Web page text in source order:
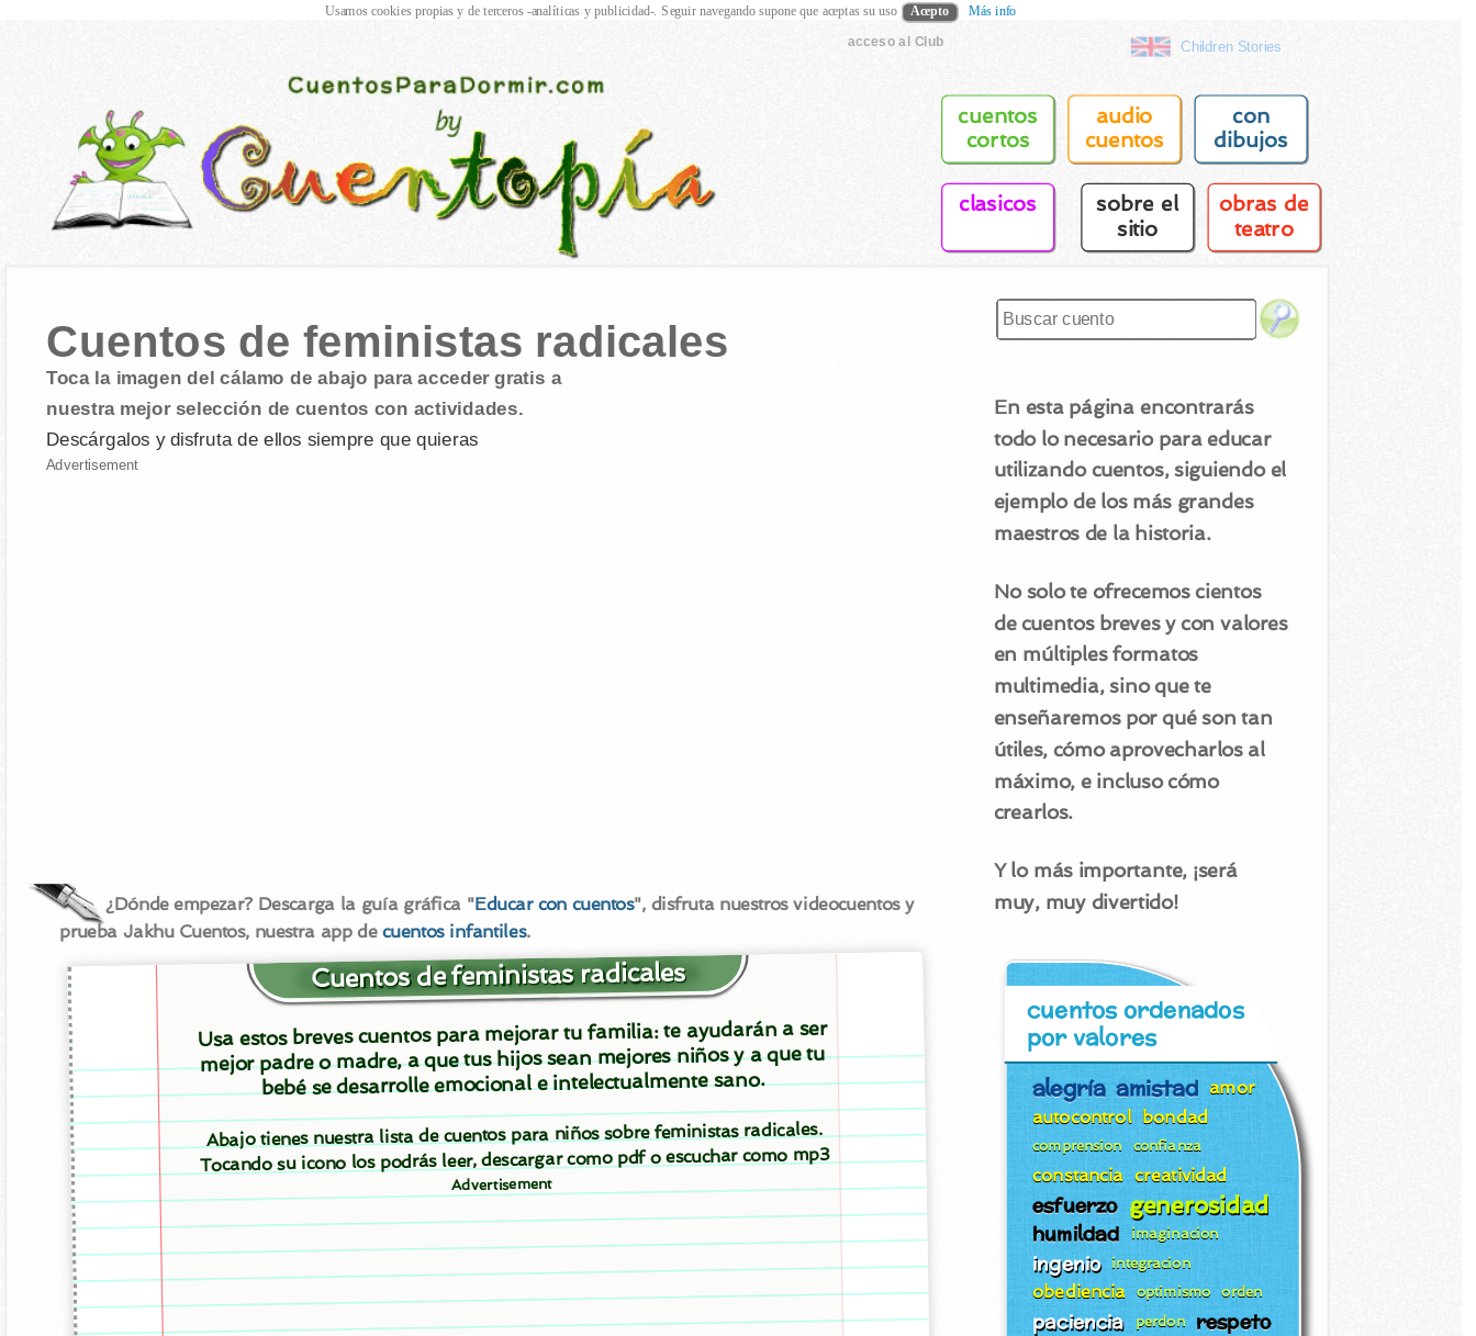
acceso al Club Children Stories
cuentos
cortos
audio
cuentos
con
dibujos
clasicos
sobre el
sitio
obras de
teatro
Cuentos de feministas radicales
Toca la imagen del cálamo de abajo para acceder gratis a
nuestra mejor selección de cuentos con actividades.
Descárgalos y disfruta de ellos siempre que quieras
Advertisement
¿Dónde empezar? Descarga la guía gráfica "Educar con cuentos", disfruta nuestros videocuentos y
prueba Jakhu Cuentos, nuestra app de cuentos infantiles.
Cuentos de feministas radicales
Usa estos breves cuentos para mejorar tu familia: te ayudarán a ser
mejor padre o madre, a que tus hijos sean mejores niños y a que tu
bebé se desarrolle emocional e intelectualmente sano.
Abajo tienes nuestra lista de cuentos para niños sobre feministas radicales.
Tocando su icono los podrás leer, descargar como pdf o escuchar como mp3
Advertisement
En esta página encontrarás
todo lo necesario para educar
utilizando cuentos, siguiendo el
ejemplo de los más grandes
maestros de la historia.
No solo te ofrecemos cientos
de cuentos breves y con valores
en múltiples formatos
multimedia, sino que te
enseñaremos por qué son tan
útiles, cómo aprovecharlos al
máximo, e incluso cómo
crearlos.
Y lo más importante, ¡será
muy, muy divertido!
cuentos ordenados
por valores
alegría amistad amor
autocontrol bondad
comprension confianza
constancia creatividad
esfuerzo generosidad
humildad imaginacion
ingenio integracion
obediencia optimismo orden
paciencia perdon respeto
Usamos cookies propias y de terceros -analíticas y publicidad-. Seguir navegando supone que aceptas su uso Acepto Más info